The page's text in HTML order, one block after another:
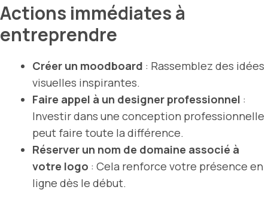
Actions immédiates à
entreprendre
Créer un moodboard : Rassemblez des idées
visuelles inspirantes.
Faire appel à un designer professionnel :
Investir dans une conception professionnelle
peut faire toute la différence.
Réserver un nom de domaine associé à
votre logo : Cela renforce votre présence en
ligne dès le début.